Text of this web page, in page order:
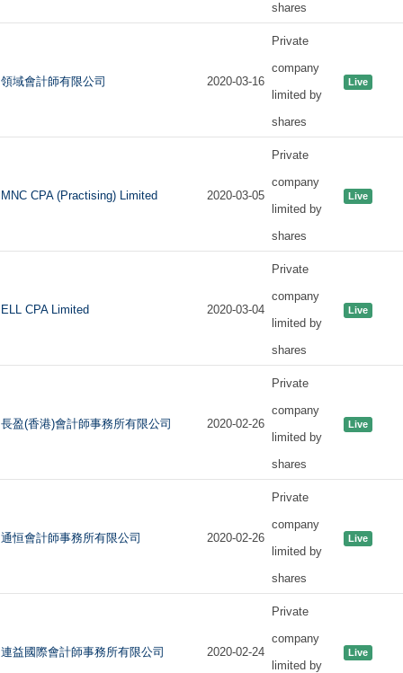
shares
領域會計師有限公司 2020-03-16
Private
company
limited by
shares
Live
MNC CPA (Practising) Limited 2020-03-05
Private
company
limited by
shares
Live
ELL CPA Limited 2020-03-04
Private
company
limited by
shares
Live
長盈(香港)會計師事務所有限公司 2020-02-26
Private
company
limited by
shares
Live
通恒會計師事務所有限公司 2020-02-26
Private
company
limited by
shares
Live
連益國際會計師事務所有限公司 2020-02-24
Private
company
limited by
Live